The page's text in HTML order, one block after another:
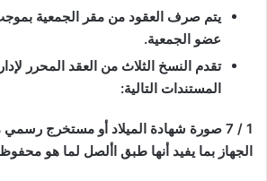
يتم صرف العقود من مقر الجمعية
عضو الجمعية.
تقدم النسخ الثلاث من العقد المحرر
المستندات التالية:
1 / 7 صورة شهادة الميلاد أو مستخرج
الجهاز بما يفيد أنها طبق األصل لما هو